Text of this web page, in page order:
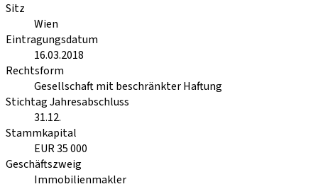
Sitz
Wien
Eintragungsdatum
16.03.2018
Rechtsform
Gesellschaft mit beschränkter Haftung
Stichtag Jahresabschluss
31.12.
Stammkapital
EUR 35 000
Geschäftszweig
Immobilienmakler